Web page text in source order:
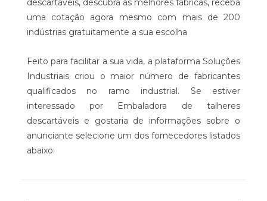
descartáveis, descubra as melhores fábricas, receba
uma cotação agora mesmo com mais de 200
indústrias gratuitamente a sua escolha
Feito para facilitar a sua vida, a plataforma Soluções
Industriais criou o maior número de fabricantes
qualificados no ramo industrial. Se estiver
interessado por Embaladora de talheres
descartáveis e gostaria de informações sobre o
anunciante selecione um dos fornecedores listados
abaixo: